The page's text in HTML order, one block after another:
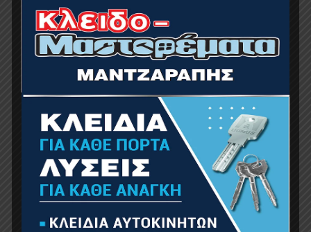
NAKAYAMA PRO LB1150 Λάδι Αλυσίδας